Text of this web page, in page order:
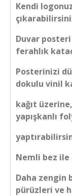
Kendi
Duvar
ferahlık
Posterinizi
dokulu vinil
kağıt
yapışkanlı
Nemli bez
Daha zengin
pürüzleri ve